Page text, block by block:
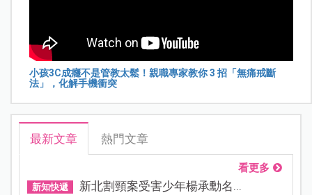
小孩3C成癮不是管教太鬆！親職專家教你 3 招「無痛戒斷
法」，化解手機衝突
最新文章 熱門文章
看更多
新知快遞 新北割頸案受害少年楊承勳名...